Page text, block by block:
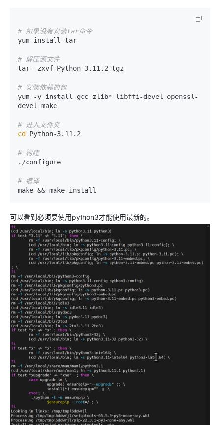
# 如果没有安装tar命令
yum install tar
# 解压源文件
tar -zxvf Python-3.11.2.tgz
# 安装依赖的包
yum -y install gcc zlib* libffi-devel openssl-
devel make
# 进入文件夹
cd
Python-3.11.2
# 构建
./configure
# 编译
make && make install
可以看到必须要使用python3才能使用最新的。